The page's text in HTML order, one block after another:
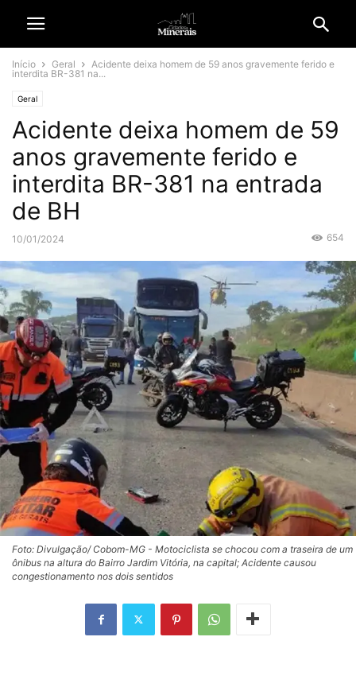
Início Geral
Acidente deixa homem de 59 anos gravemente ferido e
interdita BR-381 na...
Geral
Acidente deixa homem de 59
anos gravemente ferido e
interdita BR-381 na entrada
de BH
10/01/2024 654
Foto: Divulgação/ Cobom-MG - Motociclista se chocou com a traseira de um
ônibus na altura do Bairro Jardim Vitória, na capital; Acidente causou
congestionamento nos dois sentidos